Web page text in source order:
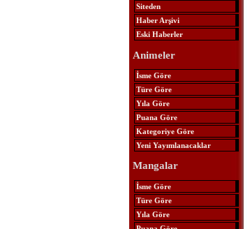
Siteden
Haber Arşivi
Eski Haberler
Animeler
İsme Göre
Türe Göre
Yıla Göre
Puana Göre
Kategoriye Göre
Yeni Yayımlanacaklar
Mangalar
İsme Göre
Türe Göre
Yıla Göre